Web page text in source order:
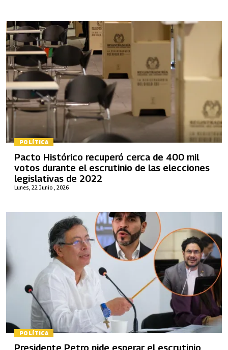
POLÍTICA
Lunes, 22 Junio , 2026
Pacto Histórico recuperó cerca de 400 mil
votos durante el escrutinio de las elecciones
legislativas de 2022
POLÍTICA
Presidente Petro pide esperar el escrutinio